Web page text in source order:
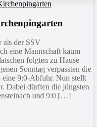
als der SSV
eine Mannschaft kaum
folgten zu Hause
Sonntag verpassten die
eine 9:0-Abfuhr. Nun stellt
Dabei dürften die jüngsten
und 9:0 […]